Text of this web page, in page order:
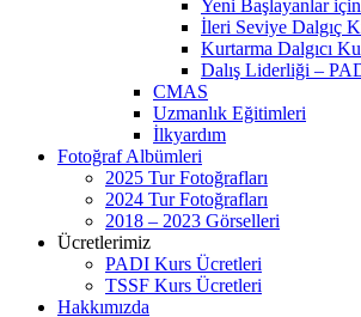
Yeni Başlayanlar
İleri Seviye Dalgıç
Kurtarma Dalgıcı
Dalış Liderliği –
CMAS
Uzmanlık Eğitimleri
İlkyardım
Fotoğraf Albümleri
2025 Tur Fotoğrafları
2024 Tur Fotoğrafları
2018 – 2023 Görselleri
Ücretlerimiz
PADI Kurs Ücretleri
TSSF Kurs Ücretleri
Hakkımızda